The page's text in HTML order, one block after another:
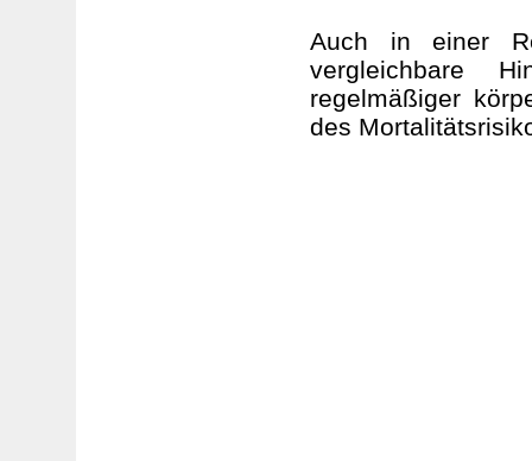
Auch in einer
vergleichbare
regelmäßiger
des